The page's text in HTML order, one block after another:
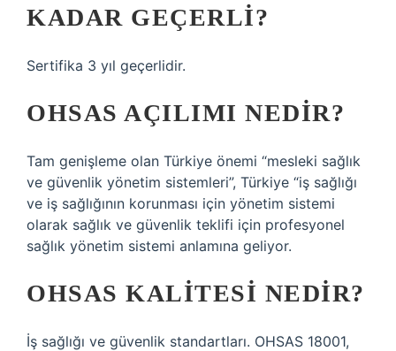
KADAR GEÇERLI?
Sertifika 3 yıl geçerlidir.
OHSAS AÇILIMI NEDIR?
Tam genişleme olan Türkiye önemi “mesleki sağlık
ve güvenlik yönetim sistemleri”, Türkiye “iş sağlığı
ve iş sağlığının korunması için yönetim sistemi
olarak sağlık ve güvenlik teklifi için profesyonel
sağlık yönetim sistemi anlamına geliyor.
OHSAS KALITESI NEDIR?
İş sağlığı ve güvenlik standartları. OHSAS 18001,